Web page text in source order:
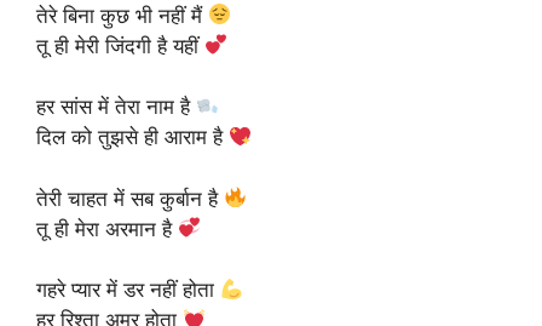
तेरे बिना कुछ भी नहीं मैं
तू ही मेरी जिंदगी है यहीं
हर सांस में तेरा नाम है
दिल को तुझसे ही आराम है
तेरी चाहत में सब कुर्बान है
तू ही मेरा अरमान है
गहरे प्यार में डर नहीं होता
हर रिश्ता अमर होता